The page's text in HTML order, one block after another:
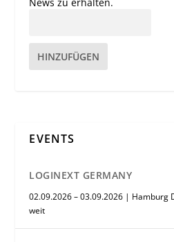
HINZUFÜGEN
EVENTS
LOGINEXT GERMANY
02.09.2026 – 03.09.2026 | Hamburg
weit